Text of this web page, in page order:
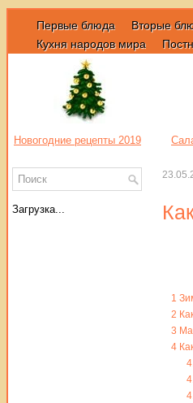
Первые блюда Вторые
Кухня народов мира
Новогодние рецепты 2019
1
2
3
4
Загрузка...